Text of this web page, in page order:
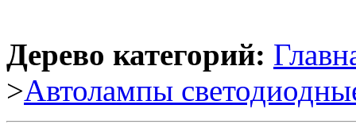
Дерево категорий:
>Автолампы